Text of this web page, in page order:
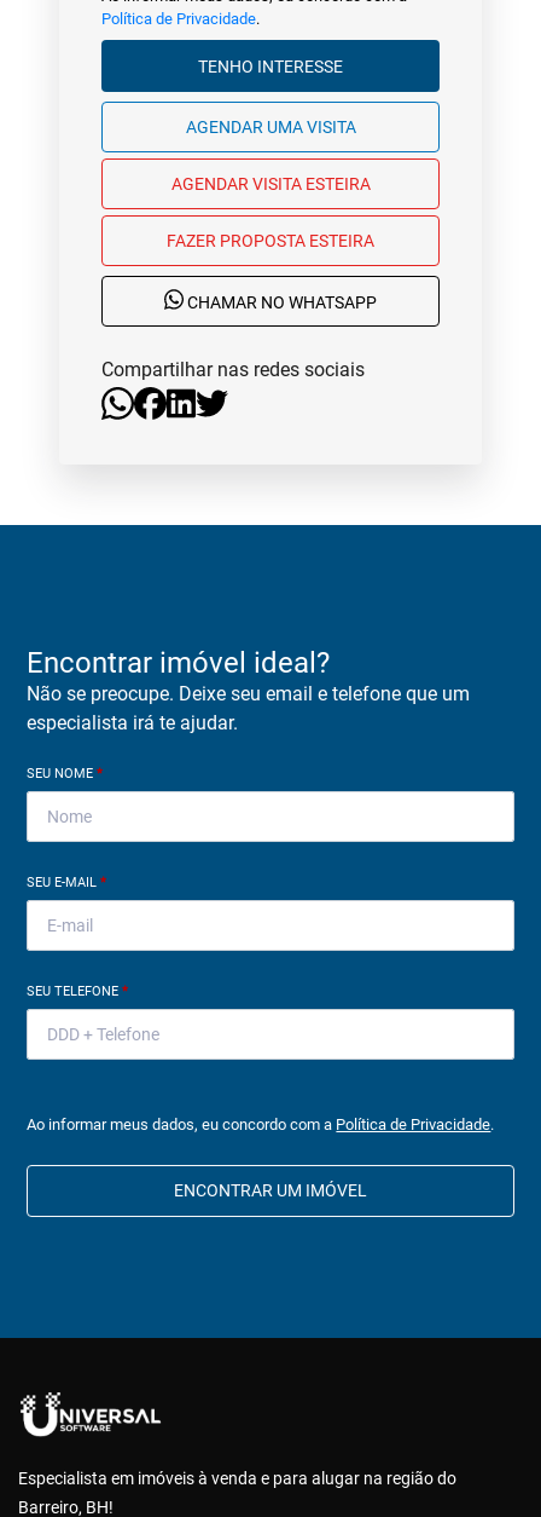
Política de Privacidade.
TENHO INTERESSE
AGENDAR UMA VISITA
AGENDAR VISITA ESTEIRA
FAZER PROPOSTA ESTEIRA
CHAMAR NO WHATSAPP
Compartilhar nas redes sociais
Encontrar imóvel ideal?
Não se preocupe. Deixe seu email e telefone que um
especialista irá te ajudar.
SEU NOME*
SEU E-MAIL*
SEU TELEFONE*
Ao informar meus dados, eu concordo com a Política de Privacidade.
ENCONTRAR UM IMÓVEL
Especialista em imóveis à venda e para alugar na região do
Barreiro, BH!